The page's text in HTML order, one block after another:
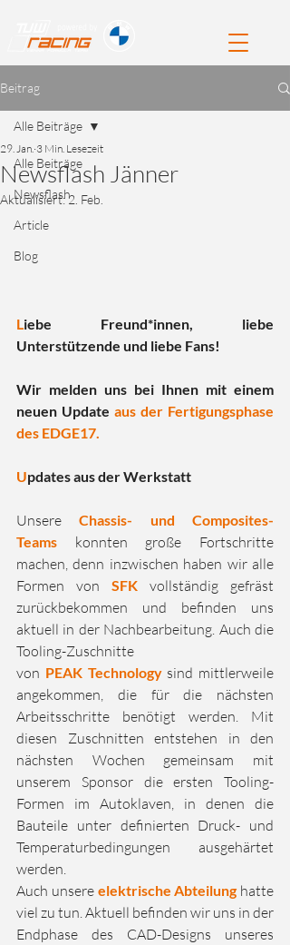
Beitrag
Alle Beiträge
Newsflash
Article
Blog
Alle Beiträge
Newsflash Jänner
29. Jan. 3 Min. Lesezeit
Aktualisiert:2. Feb.
Liebe Freund*innen, liebe
Unterstützende und liebe Fans!
Wir melden uns bei Ihnen mit einem
neuen Update aus der Fertigungsphase
des EDGE17.
Updates aus der Werkstatt
Unsere Chassis- und Composites-
Teams konnten große Fortschritte
machen, denn inzwischen haben wir alle
Formen von SFK vollständig gefräst
zurückbekommen und befinden uns
aktuell in der Nachbearbeitung. Auch die
Tooling-Zuschnitte
von PEAK Technology sind mittlerweile
angekommen, die für die nächsten
Arbeitsschritte benötigt werden. Mit
diesen Zuschnitten entstehen in den
nächsten Wochen gemeinsam mit
unserem Sponsor die ersten Tooling-
Formen im Autoklaven, in denen die
Bauteile unter definierten Druck- und
Temperaturbedingungen ausgehärtet
werden.
Auch unsere elektrische Abteilung hatte
viel zu tun. Aktuell befinden wir uns in der
Endphase des CAD-Designs unseres